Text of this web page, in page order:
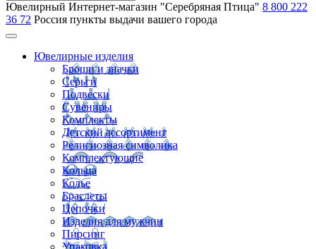
Ювелирный Интернет-магазин "Серебряная Птица" 8 800 222
36 72 Россия пункты выдачи вашего города
Ювелирные изделия
Броши и значки
Серьги
Подвески
Сувениры
Комплекты
Детский ассортимент
Религиозная символика
Комплектующие
Кольца
Колье
Браслеты
Цепочки
Изделия для мужчин
Пирсинг
Упаковка